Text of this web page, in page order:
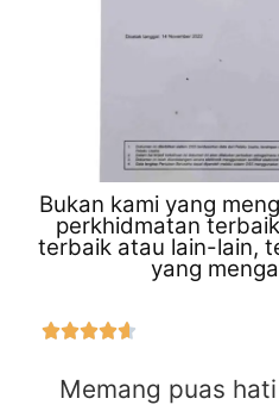
Bukan kami yang
perkhidmatan
terbaik atau lain-lain,
yang

Memang puas